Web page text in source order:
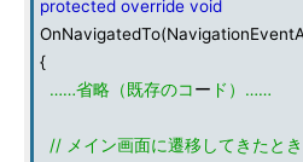
protected override void
{
……省略（既存のコー ド）……
// メイン画面に遷移してきたと